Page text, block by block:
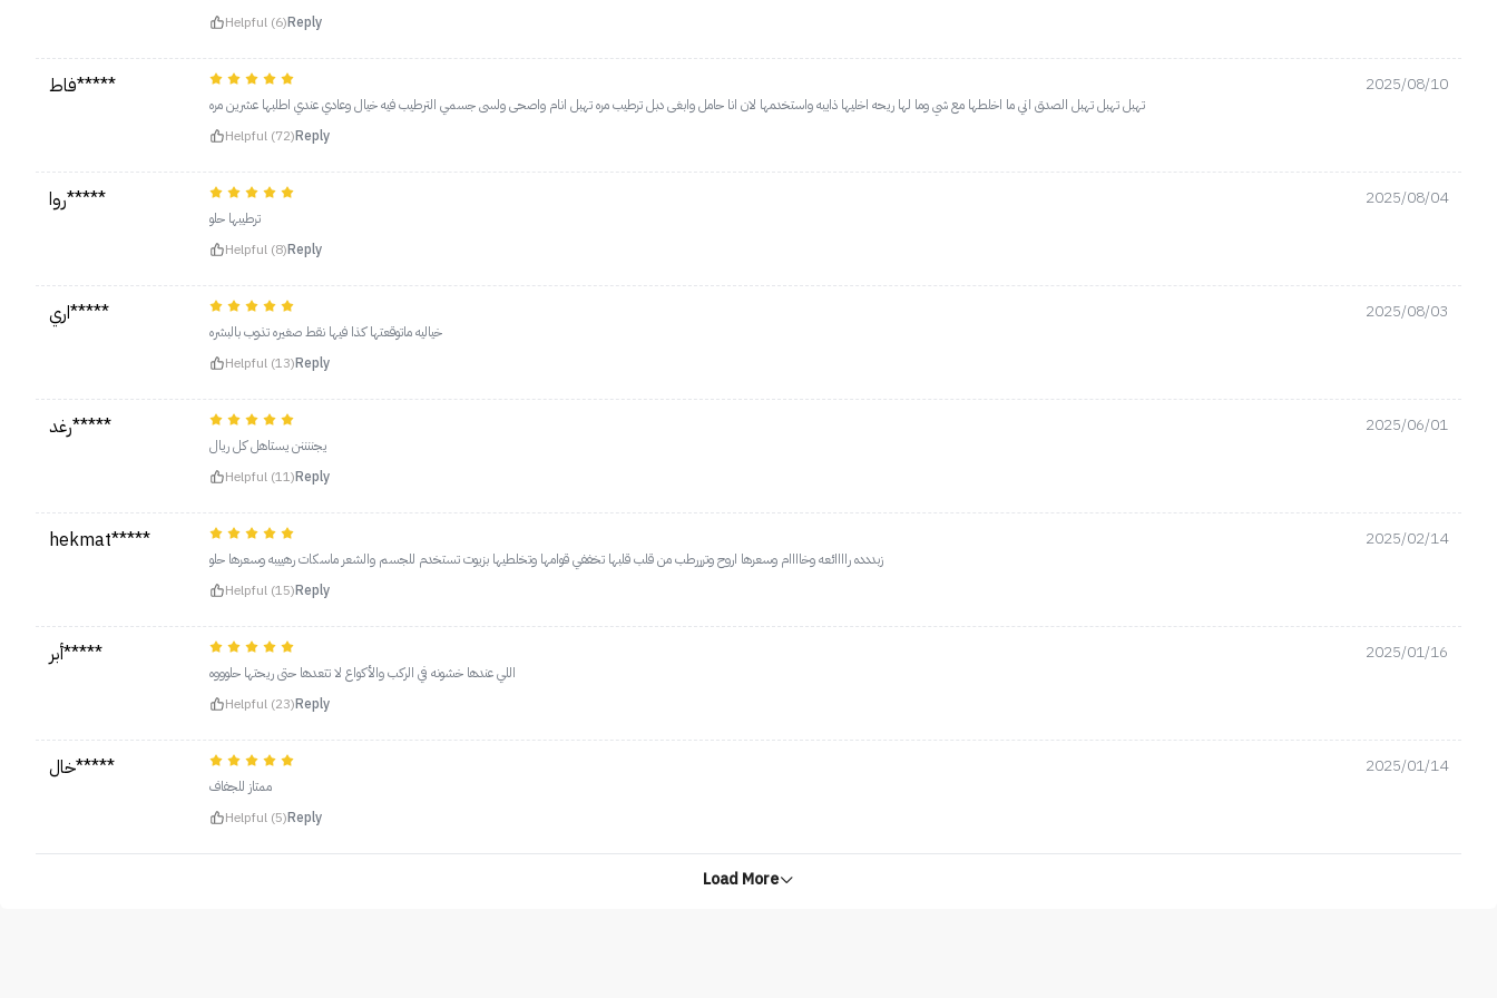
Helpful (6)Reply
فاط***** 2025/08/10
تهبل تهبل تهبل الصدق اني ما اخلطها مع شي وما لها ريحه اخليها ذايبه واستخدمها لان انا حامل وابغى دبل ترطيب مره تهبل انام واصحى ولسى جسمي الترطيب فيه خيال وعادي عندي اطلبها عشرين مره
Helpful (72)Reply
روا***** 2025/08/04
ترطيبها حلو
Helpful (8)Reply
اري***** 2025/08/03
خياليه ماتوقعتها كذا فيها نقط صغيره تذوب بالبشره
Helpful (13)Reply
رغد***** 2025/06/01
يجننننن يستاهل كل ريال
Helpful (11)Reply
hekmat***** 2025/02/14
زبددده راااائعه وخاااام وسعرها اروح وترررطب من قلب قلبها تخففي قوامها وتخلطيها بزيوت تستخدم للجسم والشعر ماسكات رهييبه وسعرها حلو
Helpful (15)Reply
أبر***** 2025/01/16
اللي عندها خشونه في الركب والأكواع لا تتعدها حتى ريحتها حلوووه
Helpful (23)Reply
خال***** 2025/01/14
ممتاز للجفاف
Helpful (5)Reply
Load More